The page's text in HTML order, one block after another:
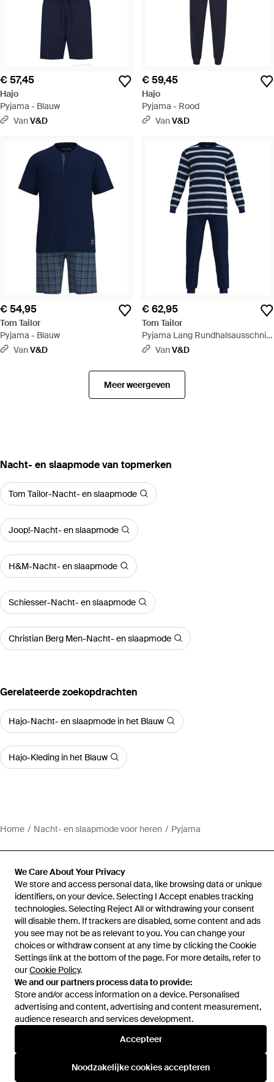
We Care About Your Privacy
We store and access personal data, like browsing data or unique
identifiers, on your device. Selecting I Accept enables tracking
technologies. Selecting Reject All or withdrawing your consent
will disable them. If trackers are disabled, some content and ads
you see may not be as relevant to you. You can change your
choices or withdraw consent at any time by clicking the Cookie
Settings link at the bottom of the page. For more details, refer to
ourCookie Policy.
We and our partners process data to provide:
Store and/or access information on a device. Personalised
advertising and content, advertising and content measurement,
audience research and services development.
Accepteer
Noodzakelijke cookies accepteren
€ 57,45
Hajo
Pyjama - Blauw
VanV&D
€ 59,45
Hajo
Pyjama - Rood
VanV&D
€ 54,95
Tom Tailor
Pyjama - Blauw
VanV&D
€ 62,95
Tom Tailor
Pyjama Lang Rundhalsausschnitt
Pyjama - Blauw
VanV&D
Meer weergeven
‪Nacht- en slaapmode‬ van topmerken
Tom Tailor-Nacht- en slaapmode
Joop!-Nacht- en slaapmode
H&M-Nacht- en slaapmode
Schiesser-Nacht- en slaapmode
Christian Berg Men-Nacht- en slaapmode
Gerelateerde zoekopdrachten
Hajo-Nacht- en slaapmode in het Blauw
Hajo-Kleding in het Blauw
Home Nacht- en slaapmode voor heren Pyjama
Hulp en informatie